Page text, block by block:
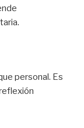
personal. Es